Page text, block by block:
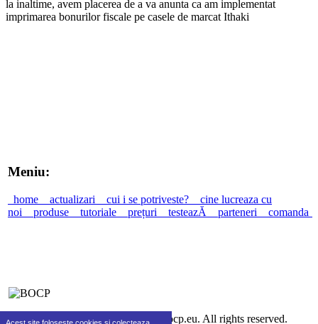
la inaltime, avem placerea de a va anunta ca am implementat
imprimarea bonurilor fiscale pe casele de marcat Ithaki
Meniu:
home actualizari cui i se potriveste?
cine lucreaza cu
noi
produse tutoriale prețuri testeazĂ parteneri comanda
©2010-2026 SC Real Life SRL bocp.eu. All rights reserved.